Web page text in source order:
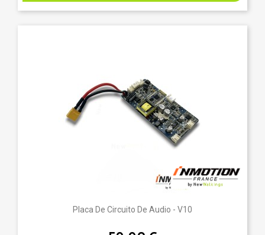
Placa De Circuito De Audio - V10